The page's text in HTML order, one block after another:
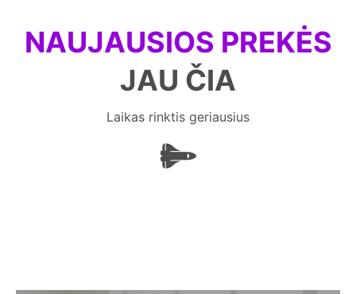
NAUJAUSIOS PREKĖS
JAU ČIA
Laikas rinktis geriausius